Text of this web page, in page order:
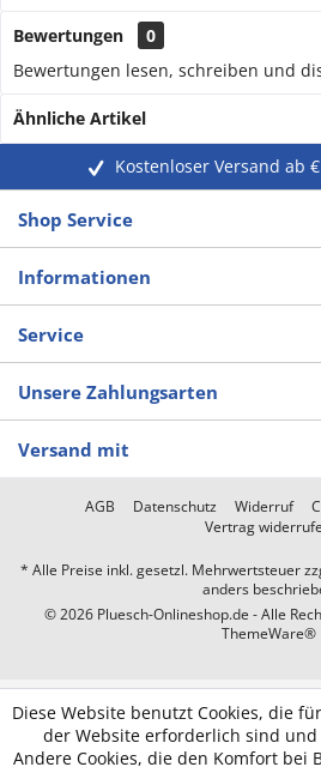
Bewertungen
0
Bewertungen lesen, schreiben und
Ähnliche Artikel
Kostenloser Versand ab
Shop Service
Informationen
Service
Unsere Zahlungsarten
Versand mit
AGB Datenschutz Widerruf
Vertrag
* Alle Preise inkl. gesetzl. Mehrwertsteuer
anders
© 2026 Pluesch-Onlineshop.de - Alle
ThemeWare®
Diese Website benutzt Cookies, die
der Website erforderlich sind
Andere Cookies, die den Komfort bei